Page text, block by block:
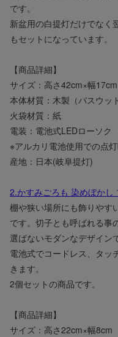
です。
新盆用の白提灯だけでなく
もセットになっています。
【商品詳細】
サイズ：高さ42cm×幅17cm
本体材質：木製（バスウッド
火袋材質：紙
電装：電池式LEDローソ
※アルカリ電池使用での点
産地：日本(岐阜提灯)
2.かすみごろも 染めぼかし
棚や狭い場所にも飾りやす
です。切子とも呼ばれる事
選ばないモダンなデザイン
電池式でコードレス、タッ
きます。
2個セットの商品です。
【商品詳細】
サイズ：高さ22cm×幅8cm